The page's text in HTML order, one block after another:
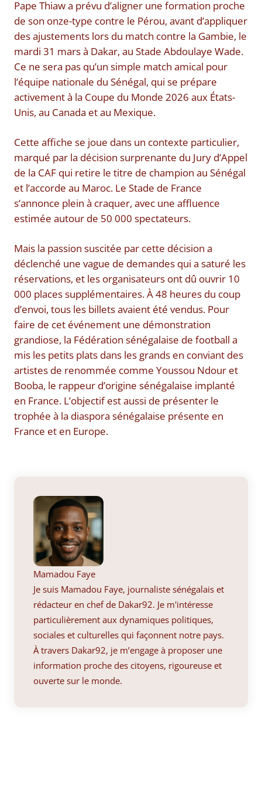
Pape Thiaw a prévu d’aligner une formation proche
de son onze-type contre le Pérou, avant d’appliquer
des ajustements lors du match contre la Gambie, le
mardi 31 mars à Dakar, au Stade Abdoulaye Wade.
Ce ne sera pas qu’un simple match amical pour
l’équipe nationale du Sénégal, qui se prépare
activement à la Coupe du Monde 2026 aux États-
Unis, au Canada et au Mexique.
Cette affiche se joue dans un contexte particulier,
marqué par la décision surprenante du Jury d’Appel
de la CAF qui retire le titre de champion au Sénégal
et l’accorde au Maroc. Le Stade de France
s’annonce plein à craquer, avec une affluence
estimée autour de 50 000 spectateurs.
Mais la passion suscitée par cette décision a
déclenché une vague de demandes qui a saturé les
réservations, et les organisateurs ont dû ouvrir 10
000 places supplémentaires. À 48 heures du coup
d’envoi, tous les billets avaient été vendus. Pour
faire de cet événement une démonstration
grandiose, la Fédération sénégalaise de football a
mis les petits plats dans les grands en conviant des
artistes de renommée comme Youssou Ndour et
Booba, le rappeur d’origine sénégalaise implanté
en France. L’objectif est aussi de présenter le
trophée à la diaspora sénégalaise présente en
France et en Europe.
Mamadou Faye
Je suis Mamadou Faye, journaliste sénégalais et
rédacteur en chef de Dakar92. Je m'intéresse
particulièrement aux dynamiques politiques,
sociales et culturelles qui façonnent notre pays.
À travers Dakar92, je m’engage à proposer une
information proche des citoyens, rigoureuse et
ouverte sur le monde.